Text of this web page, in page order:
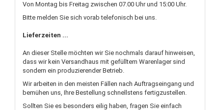
Von Montag bis Freitag zwischen 07.00 Uhr und 15:00 Uhr.
Bitte melden Sie sich vorab telefonisch bei uns.
Lieferzeiten ...
An dieser Stelle möchten wir Sie nochmals darauf hinweisen,
dass wir kein Versandhaus mit gefülltem Warenlager sind
sondern ein produzierender Betrieb.
Wir arbeiten in den meisten Fällen nach Auftragseingang und
bemühen uns, Ihre Bestellung schnellstens fertigzustellen.
Sollten Sie es besonders eilig haben, fragen Sie einfach